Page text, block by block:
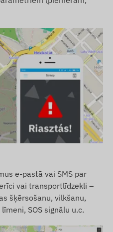
e-pastā vai SMS par
vai transportlīdzekli –
šķērsošanu, vilkšanu,
SOS signālu u.c.